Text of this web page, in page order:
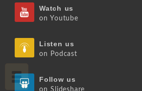
Watch us
on Youtube
Listen us
on Podcast
Follow us
on Slideshare